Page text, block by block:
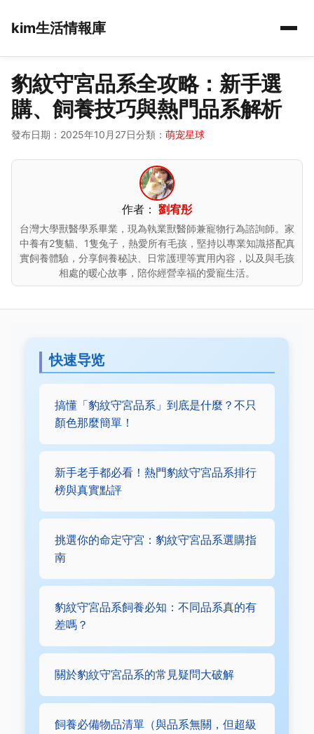
kim生活情報庫
豹紋守宮品系全攻略：新手選
購、飼養技巧與熱門品系解析
發布日期：2025年10月27日分類： 萌宠星球
作者： 劉宥彤
台灣大學獸醫學系畢業，現為執業獸醫師兼寵物行為諮詢師。家
中養有2隻貓、1隻兔子，熱愛所有毛孩，堅持以專業知識搭配真
實飼養體驗，分享飼養秘訣、日常護理等實用內容，以及與毛孩
相處的暖心故事，陪你經營幸福的愛寵生活。
快速导览
搞懂「豹紋守宮品系」到底是什麼？不只
顏色那麼簡單！
新手老手都必看！熱門豹紋守宮品系排行
榜與真實點評
挑選你的命定守宮：豹紋守宮品系選購指
南
豹紋守宮品系飼養必知：不同品系真的有
差嗎？
關於豹紋守宮品系的常見疑問大破解
飼養必備物品清單（與品系無關，但超級